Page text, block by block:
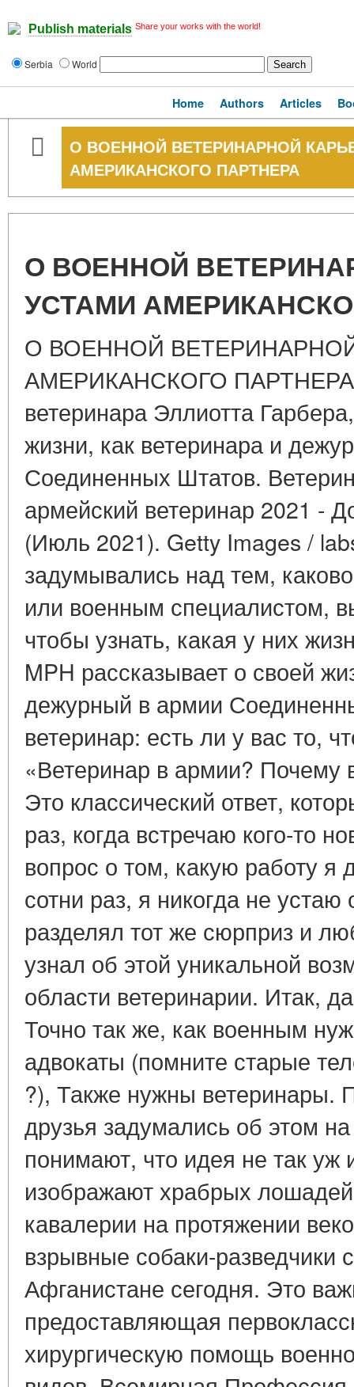
Publish materials Share your works with the world!
Serbia World
Home Authors Articles
О ВОЕННОЙ ВЕТЕРИНАРНОЙ
АМЕРИКАНСКОГО ПАРТНЕРА
О ВОЕННОЙ
УСТАМИ
О ВОЕННОЙ
АМЕРИКАНСКОГО ПАРТНЕРА
ветеринара Эллиотта
жизни, как ветеринара и
Соединенных Штатов.
армейский ветеринар 2021 -
(Июль 2021). Getty Images /
задумывались над тем,
или военным специалистом,
чтобы узнать, какая у них
MPH рассказывает о своей
дежурный в армии
ветеринар: есть ли у вас то,
«Ветеринар в армии?
Это классический ответ,
раз, когда встречаю кого-то
вопрос о том, какую работу
сотни раз, я никогда не устаю
разделял тот же сюрприз и
узнал об этой уникальной
области ветеринарии. Итак,
Точно так же, как военным
адвокаты (помните старые
?), Также нужны ветеринары.
друзья задумались об этом
понимают, что идея не так уж
изображают храбрых
кавалерии на протяжении
взрывные собаки-разведчики
Афганистане сегодня. Это
предоставляющая
хирургическую помощь